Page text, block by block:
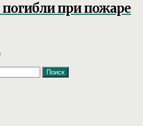
погибли при пожаре